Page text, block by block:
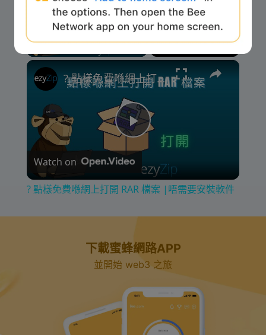
Now Playing
×
P
y
? 點樣免費喺網上打開 RAR 檔案 |唔需要安裝軟件
Watch on
? 點樣免費喺網上打開 RAR 檔案 |唔需要安裝軟件
下載蜜蜂網路APP
並開始 web3 之旅